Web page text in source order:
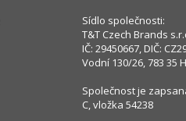
Sídlo společnosti:
T&T Czech Brands
IČ: 29450667, DIČ:
Vodní 130/26, 783 35
Společnost je
C, vložka 54238